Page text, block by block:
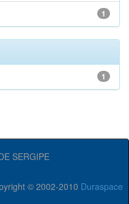
1
1
SERGIPE
© 2002-2010 Duraspace